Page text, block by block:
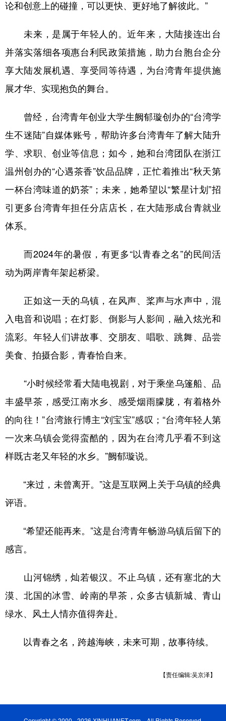
论和创意上的碰撞，可以更快、更好地了解彼此。”
未来，是属于年轻人的。近年来，大陆接连出台
并落实落细各项惠台利民政策措施，助力台胞台企分
享大陆发展机遇、享受同等待遇，为台湾青年提供施
展才华、实现抱负的舞台。
曾经，台湾青年创业大学生阙郁璇创办的“台湾学
生不迷陆”自媒体账号，帮助许多台湾青年了解大陆升
学、求职、创业等信息；如今，她和台湾团队在浙江
温州创办的“心遇茶香”饮品品牌，正忙着推出“秋天第
一杯台湾味道的奶茶”；未来，她希望以“繁星计划”招
引更多台湾青年担任分店店长，在大陆形成台青就业
体系。
而2024年的暑假，有更多“以青春之名”的民间活
动为两岸青年架起桥梁。
正如这一天的乌镇，在风声、桨声与水声中，混
入电音和说唱；在灯影、倒影与人影间，融入炫光和
流彩。年轻人们讲故事、交朋友、唱歌、跳舞、品尝
美食、拍摄合影，青春恰自来。
“小时候经常看大陆电视剧，对于乘坐乌篷船、品
丰盛早茶，感受江南水乡、感受烟雨朦胧，有着格外
的向往！”台湾旅行博主“刘宝宝”感叹；“台湾年轻人第
一次来乌镇会觉得蛮酷的，因为在台湾几乎看不到这
样既古老又年轻的水乡。”阙郁璇说。
“来过，未曾离开。”这是互联网上关于乌镇的经典
评语。
“希望还能再来。”这是台湾青年畅游乌镇后留下的
感言。
山河锦绣，灿若银汉。不止乌镇，还有塞北的大
漠、北国的冰雪、岭南的早茶，众多古镇新城、青山
绿水、风土人情亦值得奔赴。
以青春之名，跨越海峡，未来可期，故事待续。
【责任编辑:吴京泽】